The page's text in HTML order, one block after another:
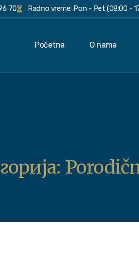
70 Radno vreme: Pon - Pet (08:00 -
Početna O nama